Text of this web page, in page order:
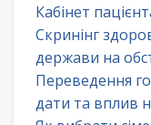
Кабінет
Скринінг
держави на
Переведення
дати та вплив